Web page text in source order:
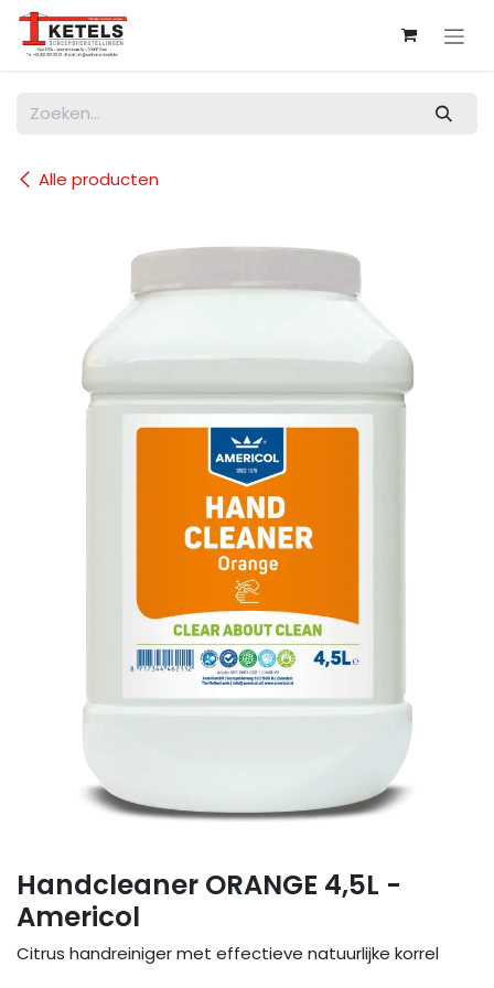
Overslaan naar inhoud
Alle producten
Handcleaner ORANGE 4,5L -
Americol
Citrus handreiniger met effectieve natuurlijke korrel